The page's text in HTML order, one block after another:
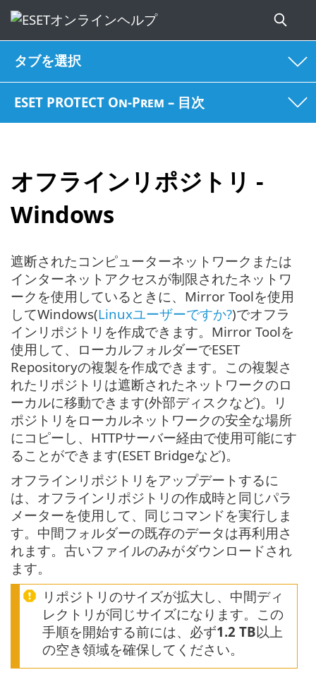
タブを選択
ESET PROTECT On-Prem – 目次
オフラインリポジトリ -
Windows
遮断されたコンピューターネットワークまたは
インターネットアクセスが制限されたネットワ
ークを使用しているときに、Mirror Toolを使用
してWindows(Linuxユーザーですか?)でオフラ
インリポジトリを作成できます。Mirror Toolを
使用して、ローカルフォルダーでESET
Repositoryの複製を作成できます。この複製さ
れたリポジトリは遮断されたネットワークのロ
ーカルに移動できます(外部ディスクなど)。リ
ポジトリをローカルネットワークの安全な場所
にコピーし、HTTPサーバー経由で使用可能にす
ることができます(ESET Bridgeなど)。
オフラインリポジトリをアップデートするに
は、オフラインリポジトリの作成時と同じパラ
メーターを使用して、同じコマンドを実行しま
す。中間フォルダーの既存のデータは再利用さ
れます。古いファイルのみがダウンロードされ
ます。
リポジトリのサイズが拡大し、中間ディ
レクトリが同じサイズになります。この
手順を開始する前には、必ず1.2 TB以上
の空き領域を確保してください。